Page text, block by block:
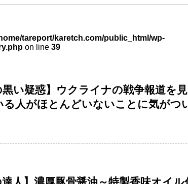
tareport/karetch.com/public_html/wp-
on line 39
黒い疑惑】ウクライナの戦争報道を見
人がほとんどいないことに気がつ
人】濃厚豚骨醤油～特製香味オイル